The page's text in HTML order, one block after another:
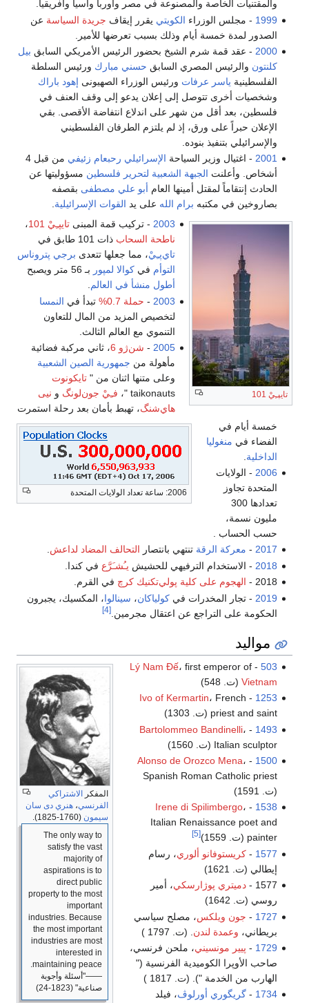
والمقتنيات الخاصة والمصنوعة في مصر وأوربا وآسيا وأفريقيا.
1999 - مجلس الوزراء الكويتي يقرر إيقاف جريدة السياسة عن
الصدور لمدة خمسة أيام وذلك بسبب تعرضها للأمير.
2000 - عقد قمة شرم الشيخ بحضور الرئيس الأمريكي السابق بيل
كلنتون والرئيس المصري السابق حسني مبارك ورئيس السلطة
الفلسطينية ياسر عرفات ورئيس الوزراء الصهيونى إهود باراك
وشخصيات أخرى تتوصل إلى إعلان يدعو إلى وقف العنف في
فلسطين، بعد أقل من شهر على اندلاع انتفاضة الأقصى. بقي
الإعلان حبراً على ورق، إذ لم يلتزم الطرفان الفلسطيني
والإسرائيلي بتنفيذ بنوده.
2001 - اغتيال وزير السياحة الإسرائيلي رحبعام زئيفي
من قبل 4
أشخاص. وأعلنت الجبهة الشعبية لتحرير فلسطين مسؤوليتها عن
الحادث إنتقاماً لمقتل أمينها العام أبو علي مصطفى بقصفه
بصاروخين في مكتبه برام الله على يد القوات الإسرائيلية.
تايپـِيْ 101
2006: ساعة تعداد الولايات المتحدة
2003- تركيب قمة المبنى تايپـِيْ 101
،
ناطحة السحاب ذات 101 طابق في
تاي‌پـِيْ، مما جعلها تتعدى برجي پتروناس
التوأم في كوالا لمپور بـ 56 متر ويصبح
أطول منشأ في العالم.
2003
- حملة 0.7% تبدأ في النمسا
لتخصيص المزيد من المال للتعاون
التنموي مع العالم الثالث.
2005
- شن‌ژو 6
، ثاني مركبة فضائية
مأهولة من جمهورية الصين الشعبية
وعلى متنها اثنان من " تايكونوت
taikonauts "،
فـِيْ جون‌لونگ و نيى
هاي‌شنگ، تهبط بأمان بعد رحلة استمرت
خمسة أيام في
الفضاء في منغوليا
الداخلية
2006 - الولايات
المتحدة تجاوز
تعدادها 300
مليون نسمة،
حسب الحساب .
2017
- معركة الرقة تنتهي بانتصار التحالف المضاد لداعش.
2018 - الاستخدام الترفيهي للحشيش يـُشـَرَّع في كندا.
2018 -
الهجوم على كلية پولي‌تكنيك كرچ في القرم.
2019 - تجار المخدرات فيكولياكان، سينالوا، المكسيك، يجبرون
الحكومة على التراجع عن اعتقال مجرمين.[4]
مواليد
المفكر الاشتراكي
الفرنسي، هنري دى سان
سيمون (1760-1825).
The only way to
satisfy the vast
majority of
aspirations is to
direct public
property to the most
important
industries. Because
the most important
industries are most
interested in
maintaining peace.
――"أسئلة وأجوبة
صناعية" (1823-24)
503
-
Lý Nam Đế، first emperor of
Vietnam (ت. 548)
1253
-
Ivo of Kermartin، French
priest and saint (ت. 1303)
1493
-
Bartolommeo Bandinelli،
Italian sculptor (ت. 1560)
1500
-
Alonso de Orozco Mena،
Spanish Roman Catholic priest
(ت. 1591)
1538
-
Irene di Spilimbergo،
Italian Renaissance poet and
painter (ت. 1559)
[5]
1577
-كريستوفانو ألوري، رسام
إيطالي (ت. 1621)
1577 -
دميتري پوژارسكي، أمير
روسي (ت. 1642)
1727
- جون ويلكس، مصلح سياسي
بريطاني، وعمدة لندن . (ت. 1797 )
1729
- پيير مونسيني، ملحن فرنسي،
صاحب الأوپرا الكوميدية الفرنسية ("
الهارب من الخدمة "). (ت. 1817 )
1734
-گريگوري أورلوڤ، فيلد